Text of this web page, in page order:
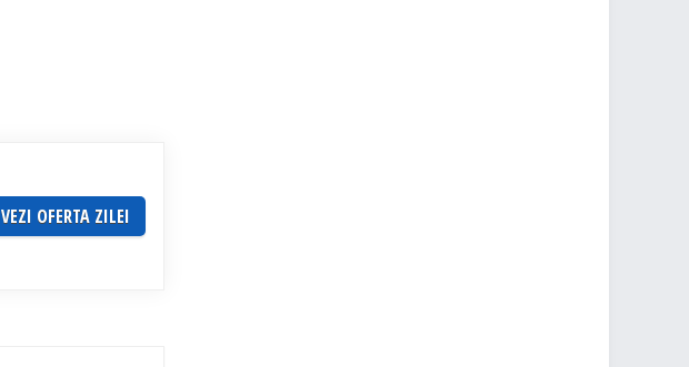
VEZI OFERTA ZILEI